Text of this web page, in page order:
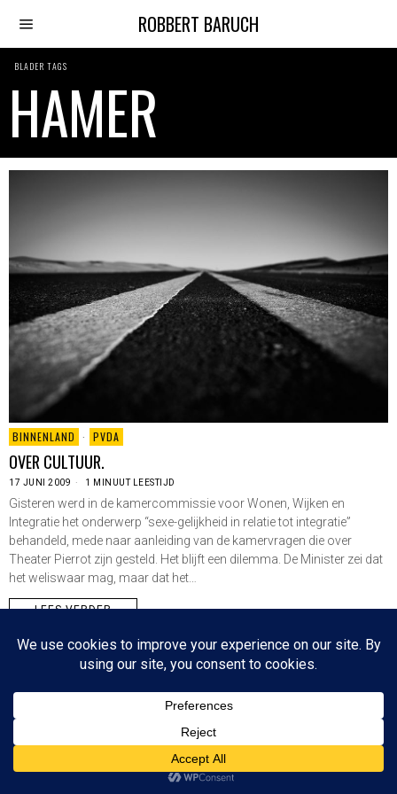
ROBBERT BARUCH
BLADER TAGS
HAMER
BINNENLAND · PVDA
OVER CULTUUR.
17 JUNI 2009 1 MINUUT LEESTIJD
Gisteren werd in de kamercommissie voor Wonen, Wijken en
Integratie het onderwerp “sexe-gelijkheid in relatie tot integratie”
behandeld, mede naar aanleiding van de kamervragen die over
Theater Pierrot zijn gesteld. Het blijft een dilemma. De Minister zei dat
het weliswaar mag, maar dat het…
LEES VERDER
Since 2003 © All Rights Reserved | Foto's Robbert Baruch tenzij anders vermeld
NIEUWSBRIEF CONTACT
BOVEN